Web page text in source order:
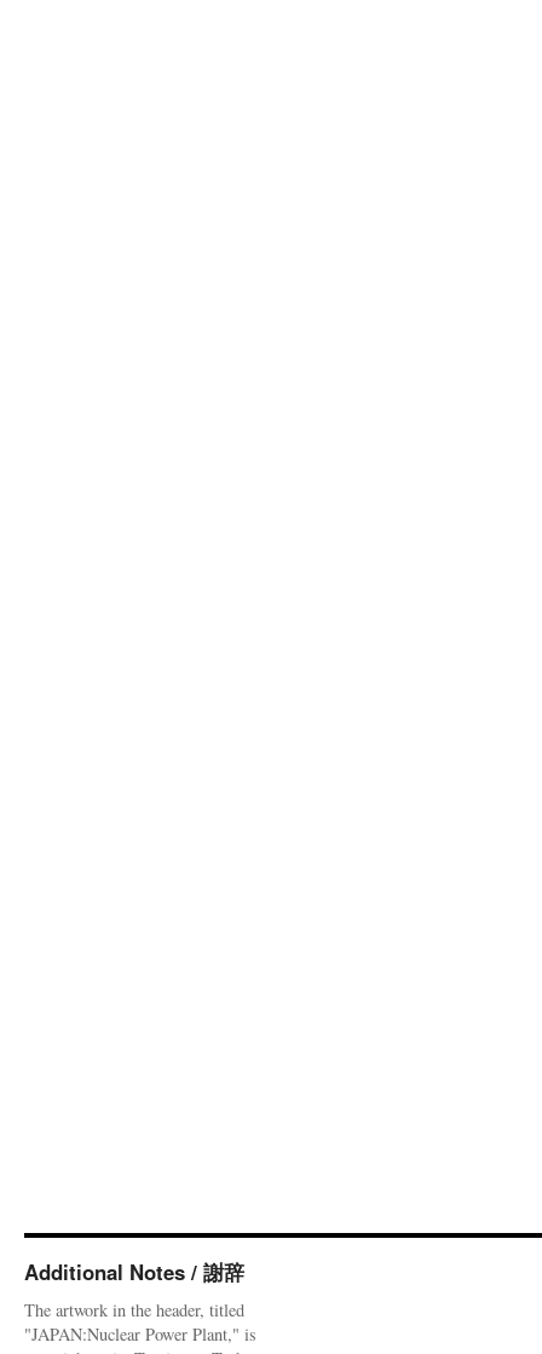
Additional Notes / 謝辞
The artwork in the header, titled
"JAPAN:Nuclear Power Plant," is